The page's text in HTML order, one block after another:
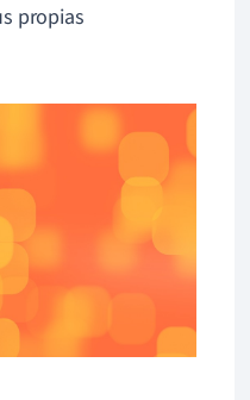
propias